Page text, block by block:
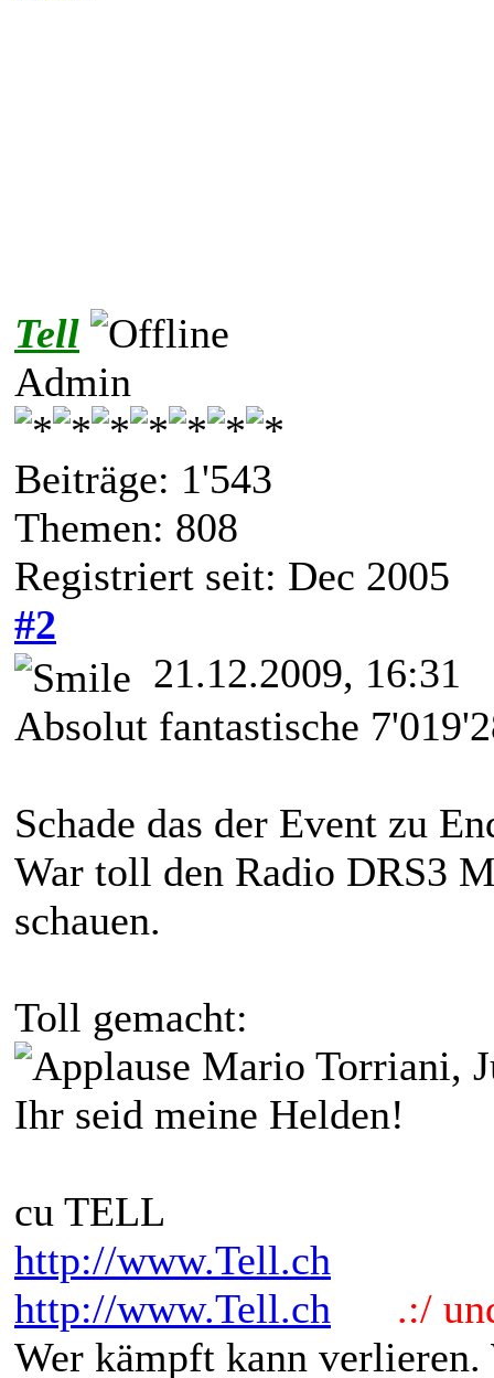
Tell
Admin
Beiträge: 1'543
Themen: 808
Registriert seit: Dec 2005
#2
21.12.2009, 16:31
Absolut fantastische
Schade das der Event zu
War toll den Radio DRS3
schauen.
Toll gemacht:
Mario Torriani,
Ihr seid meine Helden!
cu TELL
http://www.Tell.ch
http://www.Tell.ch
.:/
Wer kämpft kann